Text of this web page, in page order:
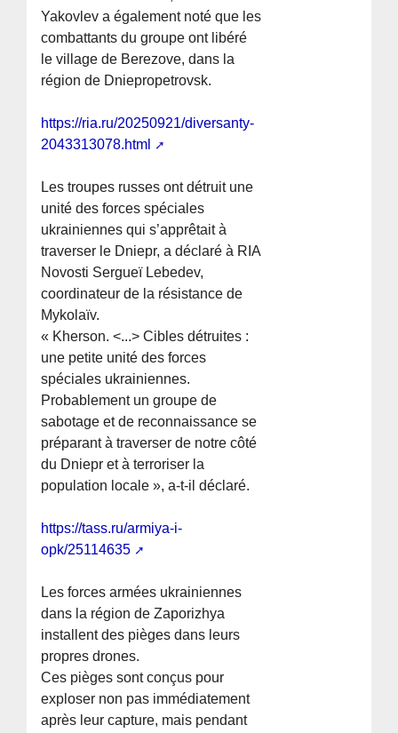
Yakovlev a également noté que les
combattants du groupe ont libéré
le village de Berezove, dans la
région de Dniepropetrovsk.
https://ria.ru/20250921/diversanty-
2043313078.html
Les troupes russes ont détruit une
unité des forces spéciales
ukrainiennes qui s’apprêtait à
traverser le Dniepr, a déclaré à RIA
Novosti Sergueï Lebedev,
coordinateur de la résistance de
Mykolaïv.
« Kherson. <...> Cibles détruites :
une petite unité des forces
spéciales ukrainiennes.
Probablement un groupe de
sabotage et de reconnaissance se
préparant à traverser de notre côté
du Dniepr et à terroriser la
population locale », a-t-il déclaré.
https://tass.ru/armiya-i-
opk/25114635
Les forces armées ukrainiennes
dans la région de Zaporizhya
installent des pièges dans leurs
propres drones.
Ces pièges sont conçus pour
exploser non pas immédiatement
après leur capture, mais pendant